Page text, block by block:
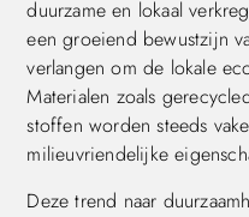
duurzame en lokaal
een groeiend bewustzijn
verlangen om de lokale
Materialen zoals
stoffen worden steeds
milieuvriendelijke
Deze trend naar